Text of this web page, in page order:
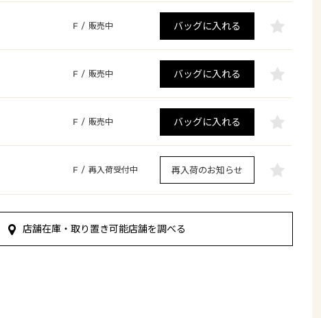
F / 販売中 バッグに入れる
F / 販売中 バッグに入れる
F / 販売中 バッグに入れる
F / 再入荷受付中 再入荷のお知らせ
店舗在庫・取り置き可能店舗を調べる